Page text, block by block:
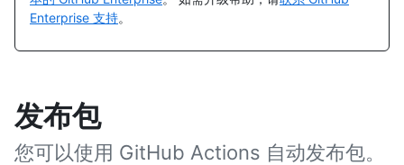
Enterprise 支持。
发布包
您可以使用 GitHub Actions 自动发布包。